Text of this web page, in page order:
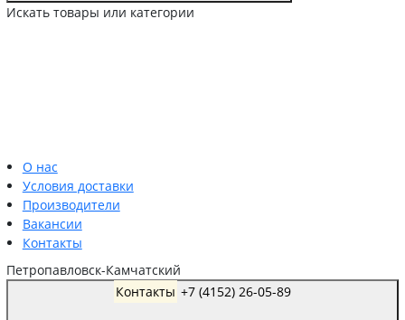
Искать товары или категории
О нас
Условия доставки
Производители
Вакансии
Контакты
Петропавловск-Камчатский
Контакты